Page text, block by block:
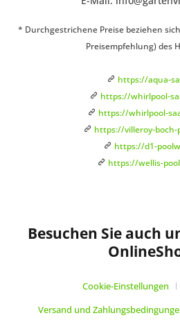
* Durchgestrichene Preise beziehen
Preisempfehlung) des
https://aqua-
https://whirlpool-
https://whirlpool-
https://villeroy-
https://d1-
https://wellis-
Besuchen Sie auch
Cookie-Einstellungen
Versand und